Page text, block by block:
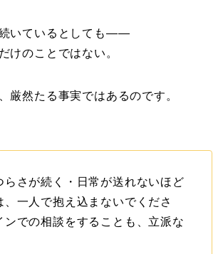
いているとしても——
けのことではない。
厳然たる事実ではあるのです。
らさが続く・日常が送れないほど
、一人で抱え込まないでくださ
ンでの相談をすることも、立派な